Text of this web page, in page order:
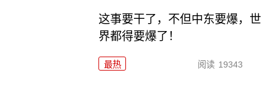
这事要干了，不但中东要爆，世
界都得要爆了！
最热 阅读 19343